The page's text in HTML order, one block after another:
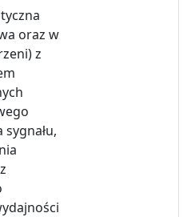
oraz w
z